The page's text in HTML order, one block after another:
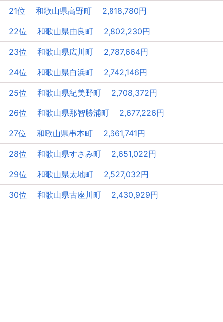
21位 和歌山県高野町 2,818,780円
22位 和歌山県由良町 2,802,230円
23位 和歌山県広川町 2,787,664円
24位 和歌山県白浜町 2,742,146円
25位 和歌山県紀美野町 2,708,372円
26位 和歌山県那智勝浦町 2,677,226円
27位 和歌山県串本町 2,661,741円
28位 和歌山県すさみ町 2,651,022円
29位 和歌山県太地町 2,527,032円
30位 和歌山県古座川町 2,430,929円